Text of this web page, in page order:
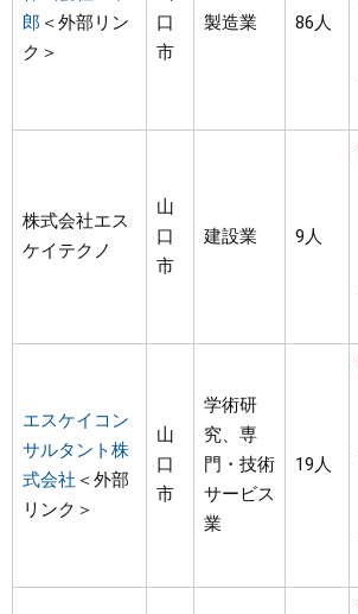
郎 ＜外部リン
ク＞
口
市
製造業 86人
株式会社エス
ケイテクノ
山
口
市
建設業 9人
エスケイコン
サルタント株
式会社 ＜外部
リンク＞
山
口
市
学術研
究、専
門・技術
サービス
業
19人